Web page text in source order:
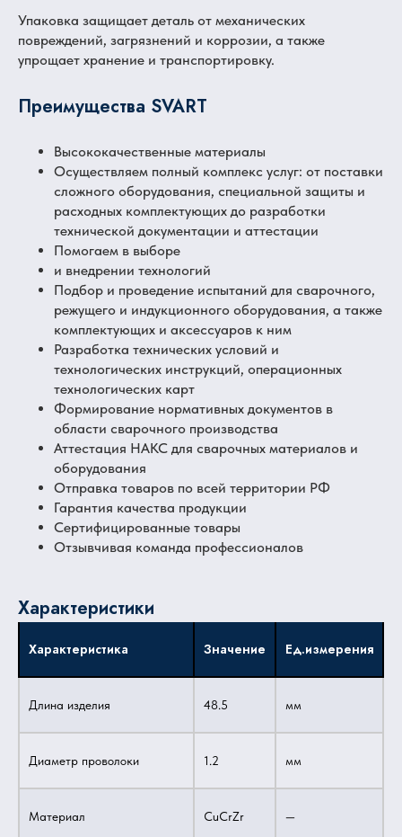
Упаковка защищает деталь от механических
повреждений, загрязнений и коррозии, а также
упрощает хранение и транспортировку.
Преимущества SVART
Высококачественные материалы
Осуществляем полный комплекс услуг: от поставки
сложного оборудования, специальной защиты и
расходных комплектующих до разработки
технической документации и аттестации
Помогаем в выборе
и внедрении технологий
Подбор и проведение испытаний для сварочного,
режущего и индукционного оборудования, а также
комплектующих и аксессуаров к ним
Разработка технических условий и
технологических инструкций, операционных
технологических карт
Формирование нормативных документов в
области сварочного производства
Аттестация НАКС для сварочных материалов и
оборудования
Отправка товаров по всей территории РФ
Гарантия качества продукции
Сертифицированные товары
Отзывчивая команда профессионалов
Характеристики
Характеристика Значение Ед.измерения
Длина изделия 48.5 мм
Диаметр проволоки 1.2 мм
Материал CuCrZr —